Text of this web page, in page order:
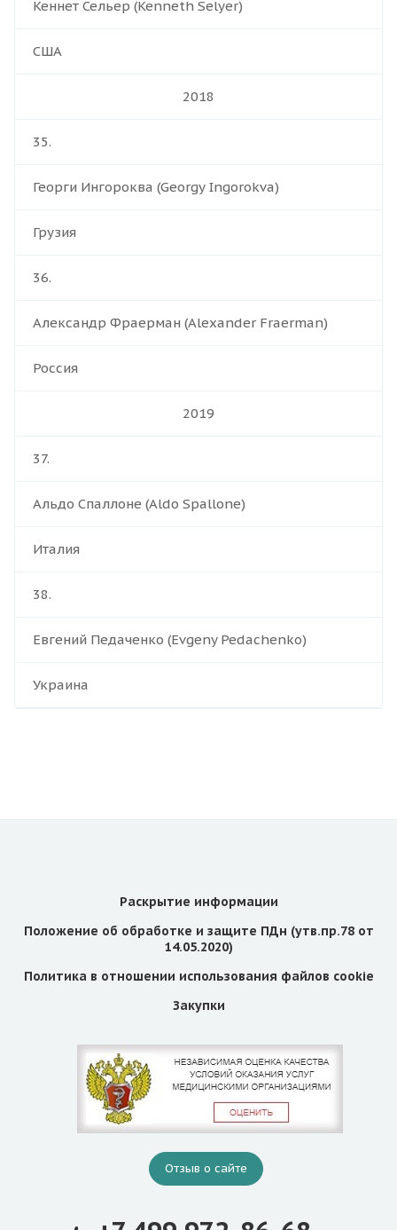
Кеннет Сельер (Kenneth Selyer)
США
2018
35.
Георги Ингороква (Georgy Ingorokva)
Грузия
36.
Александр Фраерман (Alexander Fraerman)
Россия
2019
37.
Альдо Спаллоне (Aldo Spallone)
Италия
38.
Евгений Педаченко (Evgeny Pedachenko)
Украина
Раскрытие информации
Положение об обработке и защите ПДн (утв.пр.78 от
14.05.2020)
Политика в отношении использования файлов cookie
Закупки
Отзыв о сайте